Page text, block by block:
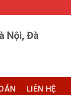
Nội, Đà
LIÊN HỆ